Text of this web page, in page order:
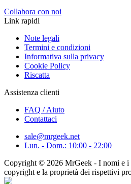
Collabora con noi
Link rapidi
Note legali
Termini e condizioni
Informativa sulla privacy
Cookie Policy
Riscatta
Assistenza clienti
FAQ / Aiuto
Contattaci
sale@mrgeek.net
Lun. - Dom.: 10:00 - 22:00
Copyright © 2026 MrGeek - I nomi e i
copyright e la proprietà dei rispettivi